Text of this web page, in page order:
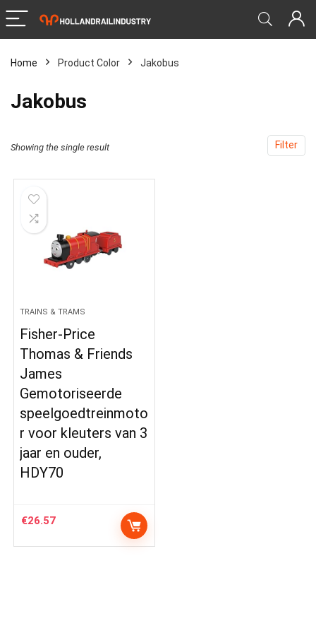
Home Product Color ‎Jakobus
‎Jakobus
Filter
Showing the single result
TRAINS & TRAMS
Fisher-Price
Thomas & Friends
James
Gemotoriseerde
speelgoedtreinmoto
r voor kleuters van 3
jaar en ouder,
HDY70
€26.57